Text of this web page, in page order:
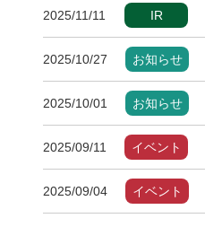
2025/11/11 IR
2025/10/27 お知らせ
2025/10/01 お知らせ
2025/09/11 イベント
2025/09/04 イベント